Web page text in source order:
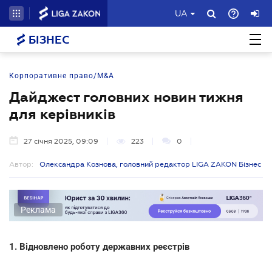
UA
БІЗНЕС
Корпоративне право/M&A
Дайджест головних новин тижня
для керівників
27 січня 2025, 09:09 223 0
Автор: Олександра Кознова, головний редактор LIGA ZAKON Бізнес
Реклама
1. Відновлено роботу державних реєстрів